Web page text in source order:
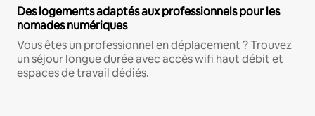
Des logements adaptés aux professionnels pour les
nomades numériques
Vous êtes un professionnel en déplacement ? Trouvez
un séjour longue durée avec accès wifi haut débit et
espaces de travail dédiés.